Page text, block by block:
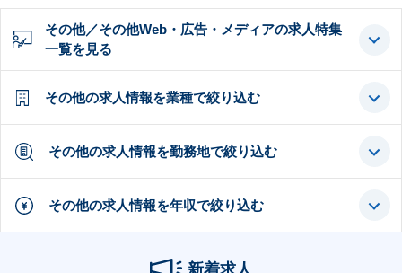
その他／その他Web・広告・メディアの求人特集
一覧を見る
その他の求人情報を業種で絞り込む
その他の求人情報を勤務地で絞り込む
その他の求人情報を年収で絞り込む